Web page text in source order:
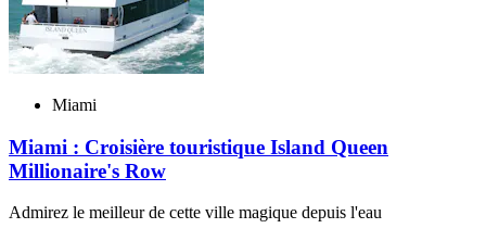
Miami
Miami : Croisière touristique Island Queen
Millionaire's Row
Admirez le meilleur de cette ville magique depuis l'eau